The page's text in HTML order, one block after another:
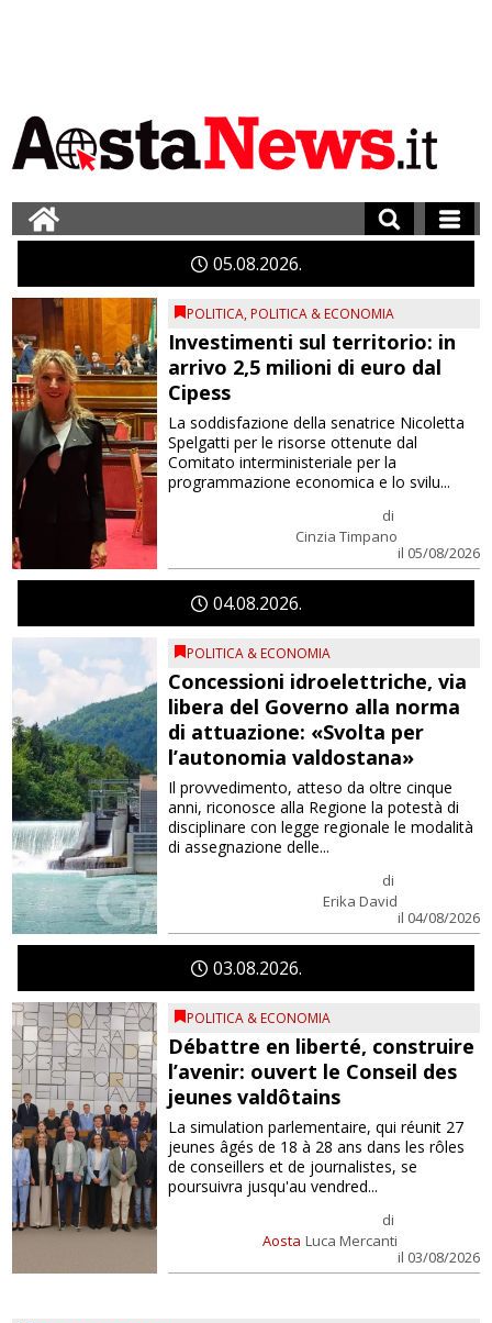
0508 2026
POLITICA, POLITICA & ECONOMIA
Investimenti sul territorio: in
arrivo 2,5 milioni di euro dal
Cipess
di
Cinzia Timpano
il 05/08/2026
La soddisfazione della senatrice Nicoletta
Spelgatti per le risorse ottenute dal
Comitato interministeriale per la
programmazione economica e lo svilu...
0408 2026
POLITICA & ECONOMIA
Concessioni idroelettriche, via
libera del Governo alla norma
di attuazione: «Svolta per
l’autonomia valdostana»
di
Erika David
il 04/08/2026
Il provvedimento, atteso da oltre cinque
anni, riconosce alla Regione la potestà di
disciplinare con legge regionale le modalità
di assegnazione delle...
0308 2026
POLITICA & ECONOMIA
Débattre en liberté, construire
l’avenir: ouvert le Conseil des
jeunes valdôtains
Aosta
di
Luca Mercanti
il 03/08/2026
La simulation parlementaire, qui réunit 27
jeunes âgés de 18 à 28 ans dans les rôles
de conseillers et de journalistes, se
poursuivra jusqu'au vendred...